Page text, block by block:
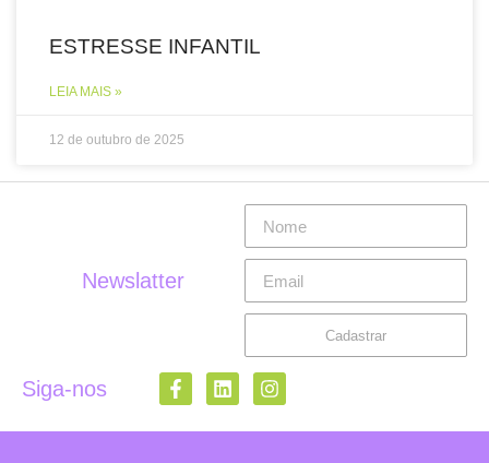
ESTRESSE INFANTIL
LEIA MAIS »
12 de outubro de 2025
Newslatter
Cadastrar
Siga-nos